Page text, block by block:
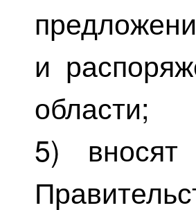
и
области;
5) вносят